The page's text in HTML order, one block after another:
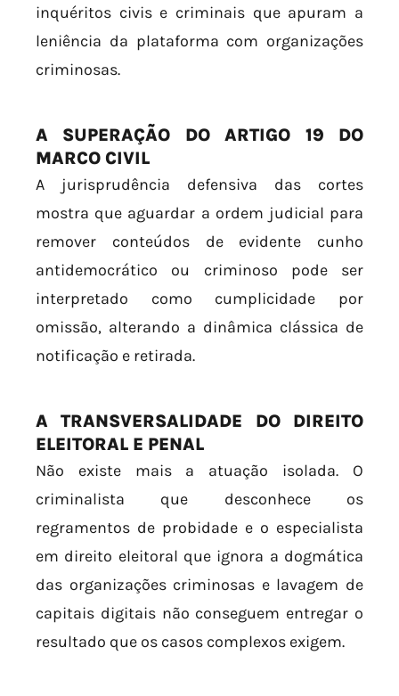
inquéritos civis e criminais que apuram a
leniência da plataforma com organizações
criminosas.
A SUPERAÇÃO DO ARTIGO 19 DO
MARCO CIVIL
A jurisprudência defensiva das cortes
mostra que aguardar a ordem judicial para
remover conteúdos de evidente cunho
antidemocrático ou criminoso pode ser
interpretado como cumplicidade por
omissão, alterando a dinâmica clássica de
notificação e retirada.
A TRANSVERSALIDADE DO DIREITO
ELEITORAL E PENAL
Não existe mais a atuação isolada. O
criminalista que desconhece os
regramentos de probidade e o especialista
em direito eleitoral que ignora a dogmática
das organizações criminosas e lavagem de
capitais digitais não conseguem entregar o
resultado que os casos complexos exigem.